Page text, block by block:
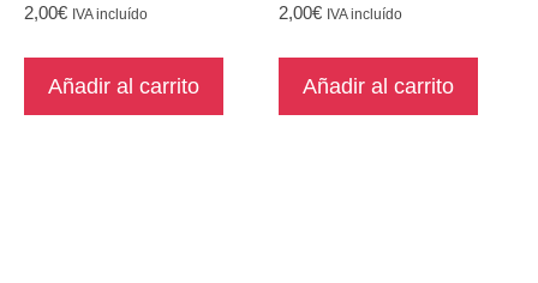
2,00€ IVA incluído
Añadir al carrito
2,00€ IVA incluído
Añadir al carrito